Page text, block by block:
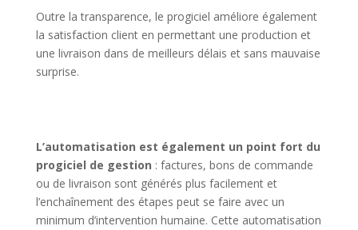
Outre la transparence, le progiciel améliore également
la satisfaction client en permettant une production et
une livraison dans de meilleurs délais et sans mauvaise
surprise.
L’automatisation est également un point fort du
progiciel de gestion : factures, bons de commande
ou de livraison sont générés plus facilement et
l’enchaînement des étapes peut se faire avec un
minimum d’intervention humaine. Cette automatisation